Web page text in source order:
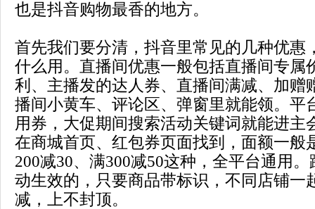
也是抖音购物最香的地方。
首先我们要分清，抖音里常见的几种优惠
什么用。直播间优惠一般包括直播间专属
利、主播发的达人券、直播间满减、加赠
播间小黄车、评论区、弹窗里就能领。平
用券，大促期间搜索活动关键词就能进主
在商城首页、红包券页面找到，面额一般
200减30、满300减50这种，全平台通用
动生效的，只要商品带标识，不同店铺一
减，上不封顶。